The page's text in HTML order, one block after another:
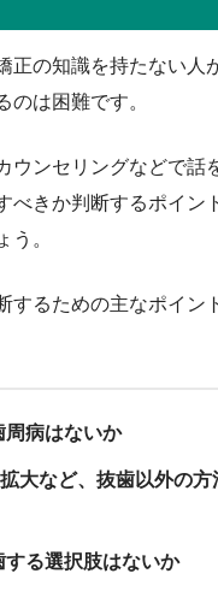
正の知識を持たない人
のは困難です。
ウンセリングなどで話
べきか判断するポイン
う。
するための主なポイン
周病はないか
拡大など、抜歯以外の
する選択肢はないか